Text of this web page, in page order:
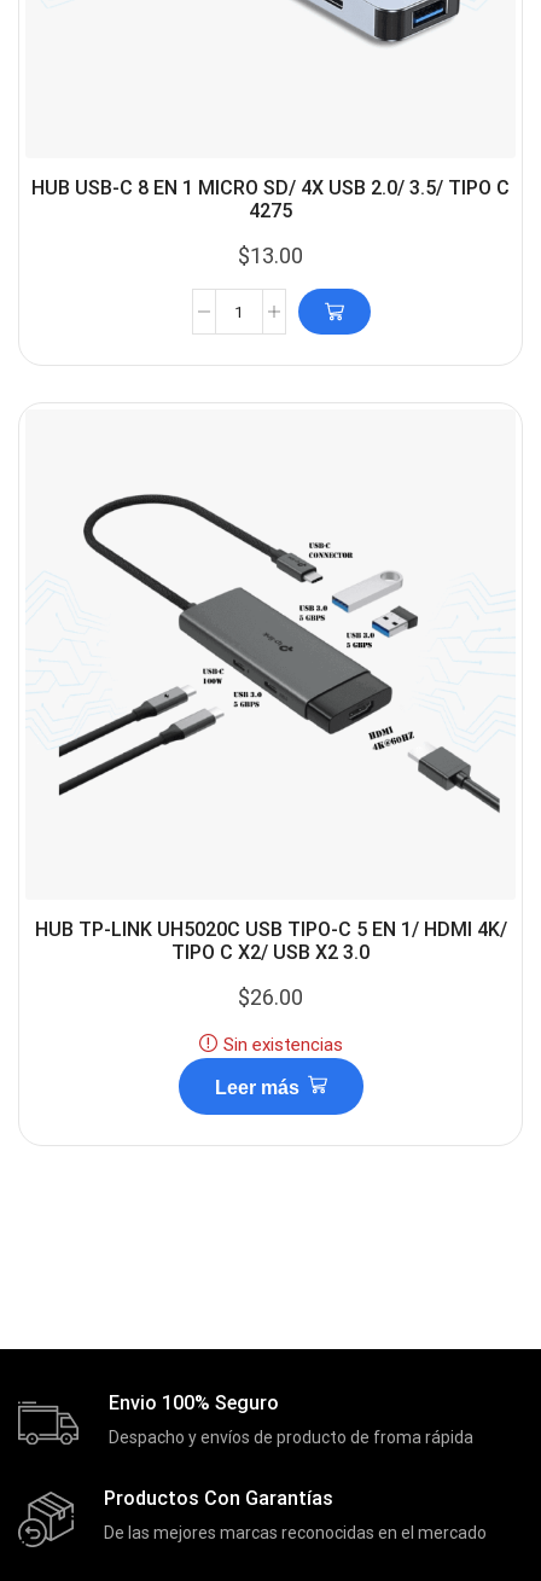
HUB USB-C 8 EN 1 MICRO SD/ 4X USB 2.0/ 3.5/ TIPO C
4275
$13.00
HUB TP-LINK UH5020C USB TIPO-C 5 EN 1/ HDMI 4K/
TIPO C X2/ USB X2 3.0
$26.00
Sin existencias
Leer más
Envio 100% Seguro
Despacho y envíos de producto de froma rápida
Productos Con Garantías
De las mejores marcas reconocidas en el mercado